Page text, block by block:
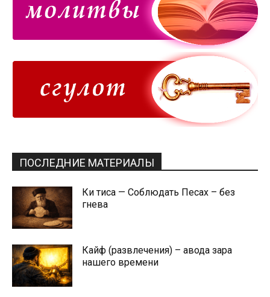
ПОСЛЕДНИЕ МАТЕРИАЛЫ
Ки тиса — Соблюдать Песах – без
гнева
Кайф (развлечения) – авода зара
нашего времени